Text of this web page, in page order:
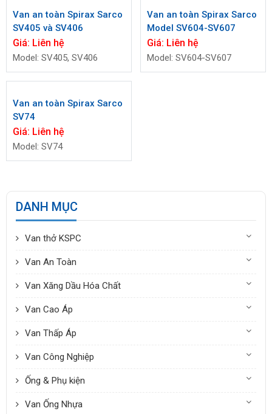
Van an toàn Spirax Sarco
SV405 và SV406
Giá: Liên hệ
Model: SV405, SV406
Van an toàn Spirax Sarco
Model SV604-SV607
Giá: Liên hệ
Model: SV604-SV607
Van an toàn Spirax Sarco
SV74
Giá: Liên hệ
Model: SV74
DANH MỤC
Van thở KSPC
Van An Toàn
Van Xăng Dầu Hóa Chất
Van Cao Áp
Van Thấp Áp
Van Công Nghiệp
Ống & Phụ kiện
Van Ống Nhựa